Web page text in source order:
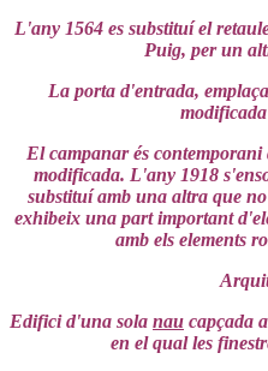
L'any 1564 es substituí el
Puig, per un
La porta d'entrada,
El campanar és
modificada. L'any 1918
substituí amb una altra que
exhibeix una part important
amb els elements
Edifici d'una sola nau capçada
en el qual les